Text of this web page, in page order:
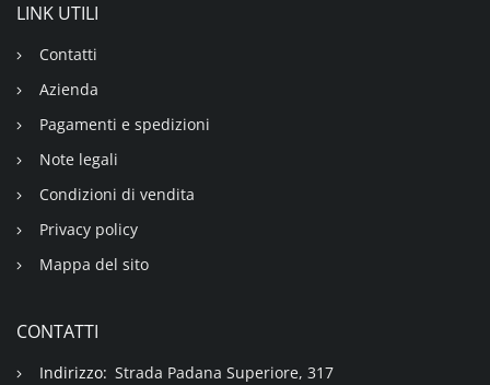
LINK UTILI
Contatti
Azienda
Pagamenti e spedizioni
Note legali
Condizioni di vendita
Privacy policy
Mappa del sito
CONTATTI
Indirizzo: Strada Padana Superiore, 317